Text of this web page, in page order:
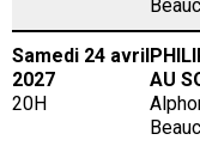
Samedi 24 avril
2027
20H
AU